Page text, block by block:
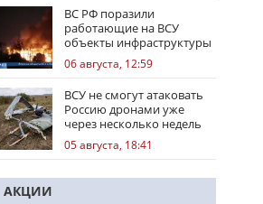
ВС РФ поразили
работающие на ВСУ
объекты инфраструктуры
и центры логистики
06 августа, 12:59
ВСУ не смогут атаковать
Россию дронами уже
через несколько недель
05 августа, 18:41
АКЦИИ